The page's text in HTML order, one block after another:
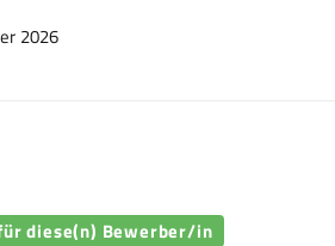
2026
diese(n) Bewerber/in